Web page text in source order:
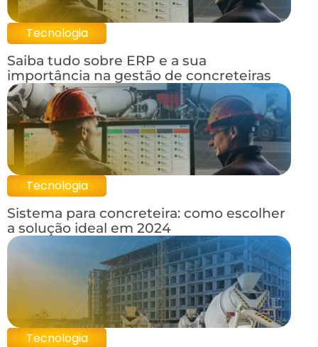
Tecnologia
Saiba tudo sobre ERP e a sua
importância na gestão de concreteiras
Tecnologia
Sistema para concreteira: como escolher
a solução ideal em 2024
Tecnologia